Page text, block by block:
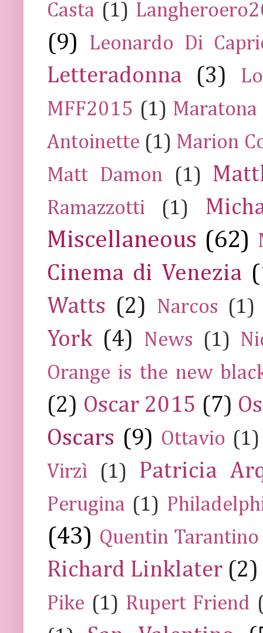
Casta (1)
(9) Leonardo Di
Letteradonna (3)
MFF2015 (1) Maratona
Antoinette (1) Marion
Matt Damon
(1)
Ramazzotti (1)
Miscellaneous (62)
Cinema di Venezia
Watts (2) Narcos (1)
York (4) News (1)
Orange is the new
(2) Oscar 2015 (7)
Oscars (9) Ottavio (1)
Virzì
(1) Patricia
Perugina (1)
(43) Quentin Tarantino
Richard Linklater (2)
Pike (1) Rupert Friend